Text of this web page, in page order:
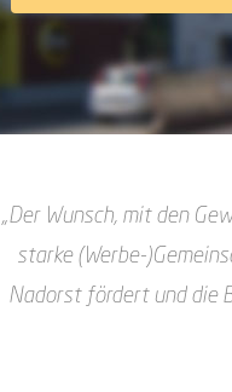
„Der Wunsch, mit den
starke(Werbe-
Nadorst fördert und die